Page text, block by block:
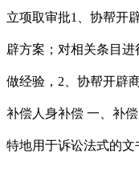
立项取审批1、协帮开
辟方案；对相关条目
做经验，2、协帮开辟
补偿人身补偿 一、补
特地用于诉讼法式的